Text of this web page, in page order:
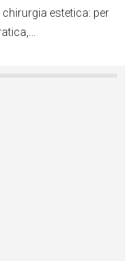
estetica: per